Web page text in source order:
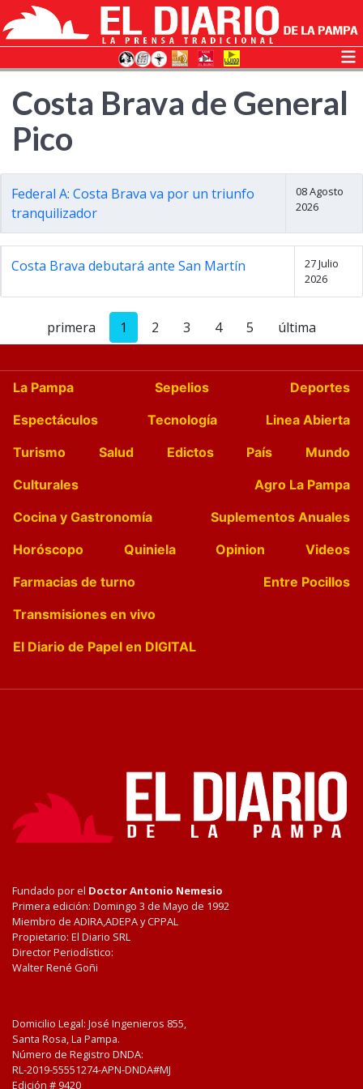
Costa Brava de General
Pico
Federal A: Costa Brava va por un triunfo
tranquilizador
08 Agosto
2026
Costa Brava debutará ante San Martín
27 Julio
2026
primera 1 2 3 4 5 última
La Pampa Sepelios
Deportes
Espectáculos
Tecnología
Linea Abierta
Turismo
Salud Edictos País
Mundo
Culturales
Agro La Pampa
Cocina y Gastronomía
Suplementos Anuales
Horóscopo
Quiniela Opinion
Videos
Farmacias de turno
Entre Pocillos
Transmisiones en vivo
El Diario de Papel en DIGITAL
Fundado por el Doctor Antonio Nemesio
Primera edición: Domingo 3 de Mayo de 1992
Miembro de ADIRA,ADEPA y CPPAL
Propietario: El Diario SRL
Director Periodístico:
Walter René Goñi
Domicilio Legal: José Ingenieros 855,
Santa Rosa, La Pampa.
Número de Registro DNDA:
RL-2019-55551274-APN-DNDA#MJ
Edición # 9420